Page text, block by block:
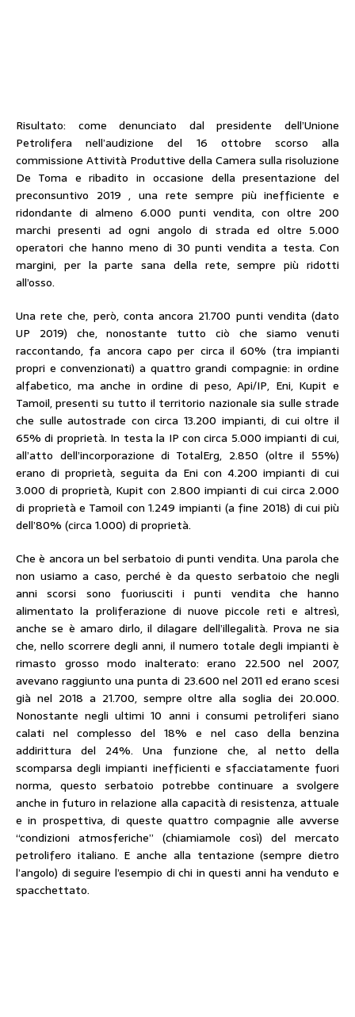
Risultato: come denunciato dal presidente dell’Unione
Petrolifera nell’audizione del 16 ottobre scorso alla
commissione Attività Produttive della Camera sulla risoluzione
De Toma e ribadito in occasione della presentazione del
preconsuntivo 2019 , una rete sempre più inefficiente e
ridondante di almeno 6.000 punti vendita, con oltre 200
marchi presenti ad ogni angolo di strada ed oltre 5.000
operatori che hanno meno di 30 punti vendita a testa. Con
margini, per la parte sana della rete, sempre più ridotti
all’osso.
Una rete che, però, conta ancora 21.700 punti vendita (dato
UP 2019) che, nonostante tutto ciò che siamo venuti
raccontando, fa ancora capo per circa il 60% (tra impianti
propri e convenzionati) a quattro grandi compagnie: in ordine
alfabetico, ma anche in ordine di peso, Api/IP, Eni, Kupit e
Tamoil, presenti su tutto il territorio nazionale sia sulle strade
che sulle autostrade con circa 13.200 impianti, di cui oltre il
65% di proprietà. In testa la IP con circa 5.000 impianti di cui,
all’atto dell’incorporazione di TotalErg, 2.850 (oltre il 55%)
erano di proprietà, seguita da Eni con 4.200 impianti di cui
3.000 di proprietà, Kupit con 2.800 impianti di cui circa 2.000
di proprietà e Tamoil con 1.249 impianti (a fine 2018) di cui più
dell’80% (circa 1.000) di proprietà.
Che è ancora un bel serbatoio di punti vendita. Una parola che
non usiamo a caso, perché è da questo serbatoio che negli
anni scorsi sono fuoriusciti i punti vendita che hanno
alimentato la proliferazione di nuove piccole reti e altresì,
anche se è amaro dirlo, il dilagare dell’illegalità. Prova ne sia
che, nello scorrere degli anni, il numero totale degli impianti è
rimasto grosso modo inalterato: erano 22.500 nel 2007,
avevano raggiunto una punta di 23.600 nel 2011 ed erano scesi
già nel 2018 a 21.700, sempre oltre alla soglia dei 20.000.
Nonostante negli ultimi 10 anni i consumi petroliferi siano
calati nel complesso del 18% e nel caso della benzina
addirittura del 24%. Una funzione che, al netto della
scomparsa degli impianti inefficienti e sfacciatamente fuori
norma, questo serbatoio potrebbe continuare a svolgere
anche in futuro in relazione alla capacità di resistenza, attuale
e in prospettiva, di queste quattro compagnie alle avverse
“condizioni atmosferiche” (chiamiamole così) del mercato
petrolifero italiano. E anche alla tentazione (sempre dietro
l’angolo) di seguire l’esempio di chi in questi anni ha venduto e
spacchettato.